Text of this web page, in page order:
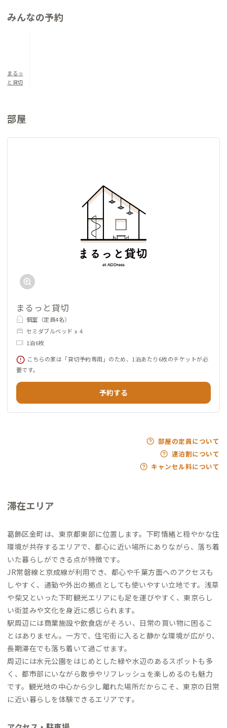
▼寝室について
みんなの予約
まるっ
と貸切
部屋
まるっと貸切
個室（定員4名）
セミダブルベッド x 4
1泊6枚
こちらの家は「貸切予約専用」のため、1泊あたり6枚のチケットが必
要です。
予約する
部屋の定員について
連泊割について
キャンセル料について
滞在エリア
葛飾区金町は、東京都東部に位置します。下町情緒と穏やかな住
環境が共存するエリアで、都心に近い場所にありながら、落ち着
いた暮らしができる点が特徴です。
JR常磐線と京成線が利用でき、都心や千葉方面へのアクセスも
しやすく、通勤や外出の拠点としても使いやすい立地です。浅草
や柴又といった下町観光エリアにも足を運びやすく、東京らし
い街並みや文化を身近に感じられます。
駅周辺には商業施設や飲食店がそろい、日常の買い物に困るこ
とはありません。一方で、住宅街に入ると静かな環境が広がり、
長期滞在でも落ち着いて過ごせます。
周辺には水元公園をはじめとした緑や水辺のあるスポットも多
く、都市部にいながら散歩やリフレッシュを楽しめるのも魅力
です。観光地の中心から少し離れた場所だからこそ、東京の日常
に近い暮らしを体験できるエリアです。